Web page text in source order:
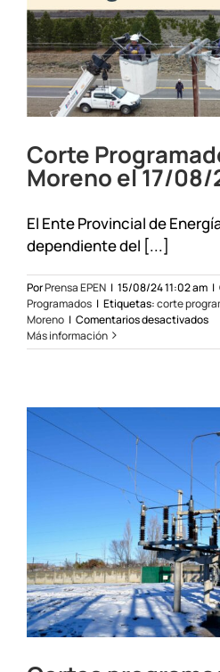
Corte
Moreno el 17/08/
El Ente Provincial de
dependiente del [...]
PorPrensa EPEN | 15/08/24 11:02 am |
Programados | Etiquetas:corte
Moreno | Comentarios desactivadosen
Más información